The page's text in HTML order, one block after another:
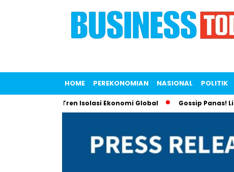
HOME PEREKONOMIAN NASIONAL POLITIK
Lawan Tren Isolasi Ekonomi Global Gossip Panas!